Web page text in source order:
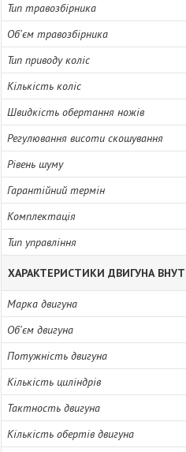
Тип травозбірника
Об'єм травозбірника
Тип приводу коліс
Кількість коліс
Швидкість обертання ножів
Регулювання висоти скошування
Рівень шуму
Гарантійний термін
Комплектація
Тип управління
ХАРАКТЕРИСТИКИ ДВИГУНА
Марка двигуна
Об'єм двигуна
Потужність двигуна
Кількість циліндрів
Тактность двигуна
Кількість обертів двигуна